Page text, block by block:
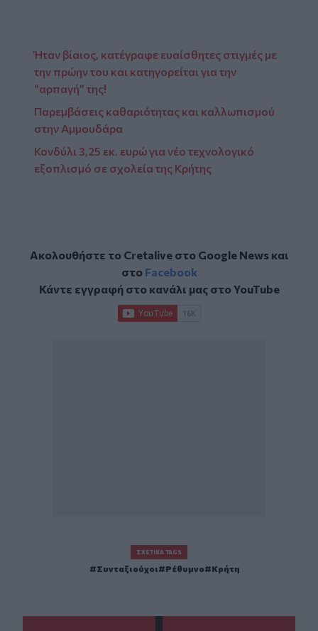
Ήταν βίαιος, κατέγραφε ευαίσθητες στιγμές με
την πρώην του και κατηγορείται για την
“αρπαγή” της!
Παρεμβάσεις καθαριότητας και καλλωπισμού
στην Αμμουδάρα
Κονδύλι 3,25 εκ. ευρώ για νέο τεχνολογικό
εξοπλισμό σε σχολεία της Κρήτης
Ακολουθήστε το Cretalive στο Google Newsκαι
στο Facebook
Κάντε εγγραφή στο κανάλι μας στοYouTube
ΣΧΕΤΙΚΆ TAGS
Συνταξιούχοι Ρέθυμνο Κρήτη